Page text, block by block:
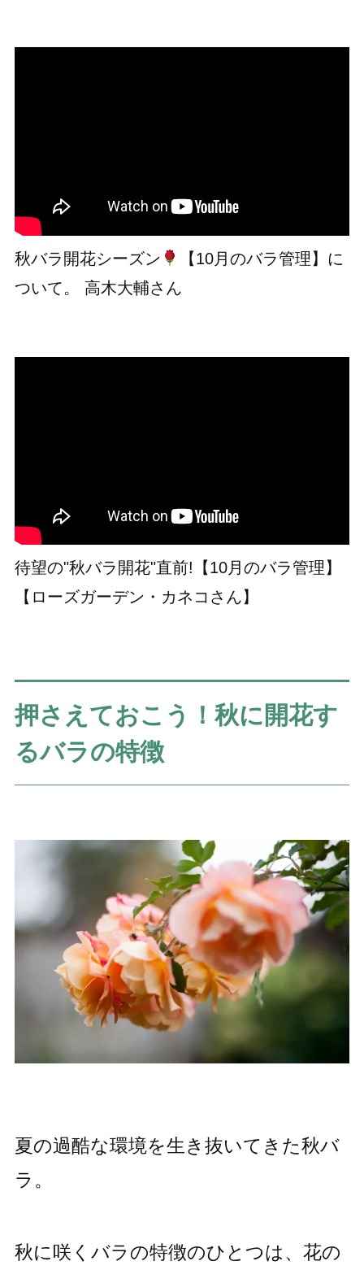
秋バラ開花シーズン
【10月のバラ管理】に
ついて。 高木大輔さん
待望の"秋バラ開花"直前!【10月のバラ管理】
【ローズガーデン・カネコさん】
押さえておこう！秋に開花す
るバラの特徴
夏の過酷な環境を生き抜いてきた秋バ
ラ。
秋に咲くバラの特徴のひとつは、花の